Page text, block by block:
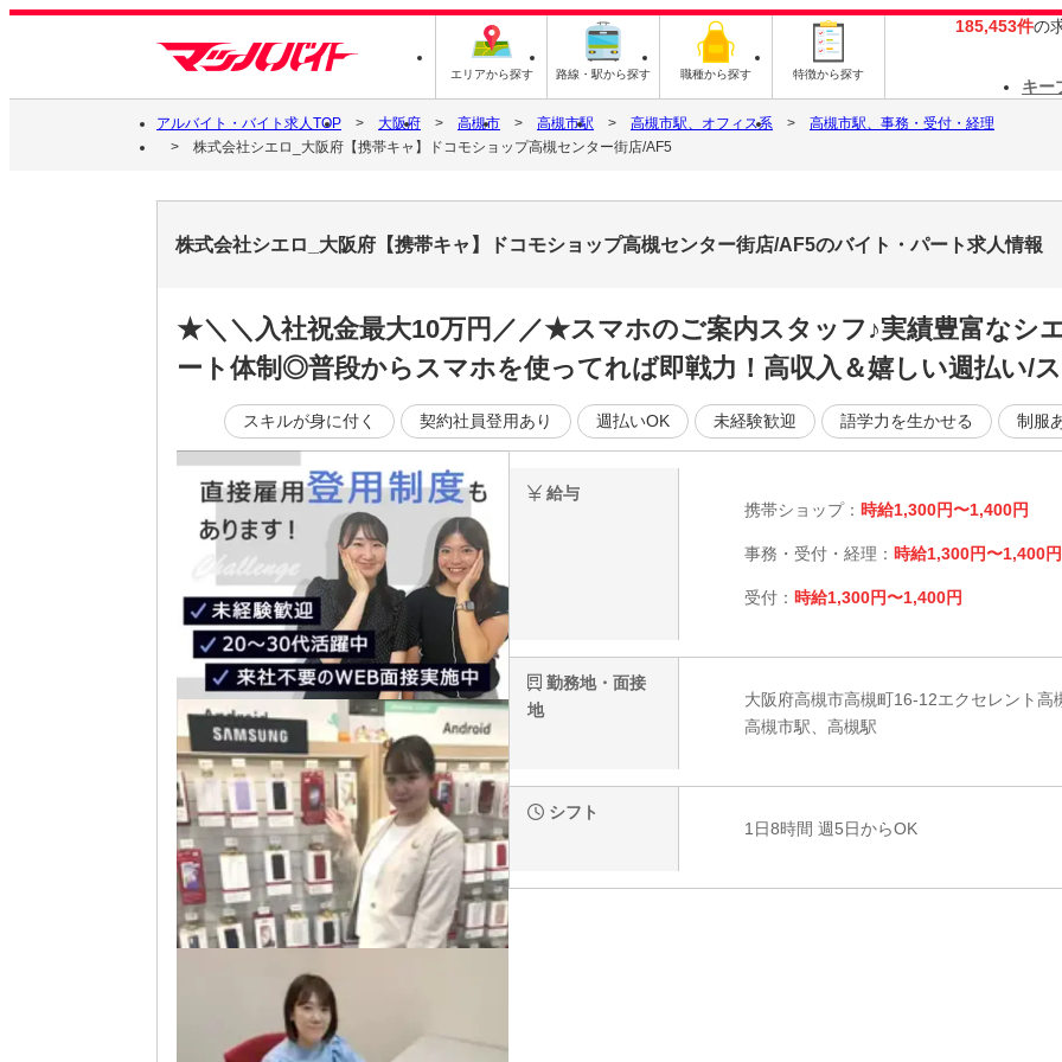
エリアから探す 路線・駅から探す 職種から探す 特徴から探す
185,453件の
キー
アルバイト・バイト求人TOP 大阪府 高槻市 高槻市駅 高槻市駅、オフィス系
高槻市駅、事務・受付・経理
株式会社シエロ_大阪府【携帯キャ】ドコモショップ高槻センター街店/AF5
株式会社シエロ_大阪府【携帯キャ】ドコモショップ高槻センター街店/AF5のバイト・パート求人情報
★＼＼入社祝金最大10万円／／★スマホのご案内スタッフ♪実績豊富なシ
ート体制◎普段からスマホを使ってれば即戦力！高収入＆嬉しい週払い/
スキルが身に付く 契約社員登用あり 週払いOK 未経験歓迎 語学力を生かせる 制服
給与
携帯ショップ： 時給1,300円〜1,400円
事務・受付・経理： 時給1,300円〜1,400円
受付： 時給1,300円〜1,400円
勤務地・面接
地
大阪府高槻市高槻町16-12エクセレント高
高槻市駅、高槻駅
シフト
1日8時間 週5日からOK